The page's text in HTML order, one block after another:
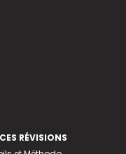
RÉVISIONS